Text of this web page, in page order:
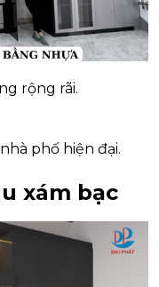
rộng rãi.
phố hiện đại.
xám bạc